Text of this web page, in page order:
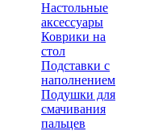
Настольные
аксессуары
Коврики на
стол
Подставки с
наполнением
Подушки для
смачивания
пальцев